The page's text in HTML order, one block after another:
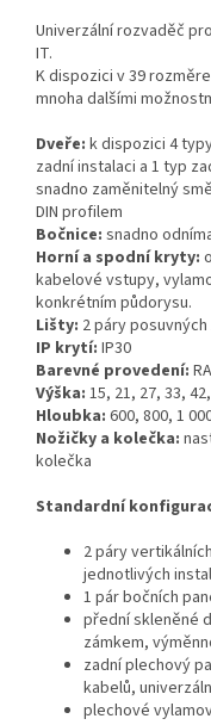
Univerzální rozvaděč
IT.
K dispozici v 39
mnoha dalšími
Dveře: k dispozici 4
zadní instalaci a 1 typ
snadno zaměnitelný
DIN profilem
Bočnice: snadno
Horní a spodní kryty:
kabelové vstupy,
konkrétním půdorysu.
Lišty: 2 páry posuvných
IP krytí: IP30
Barevné provedení:
Výška: 15, 21, 27, 33,
Hloubka: 600, 800, 1
Nožičky a kolečka:
kolečka
Standardní
2 páry
jednotlivých
1 pár bočních
přední skleněné
zámkem,
zadní plechový
kabelů,
plechové